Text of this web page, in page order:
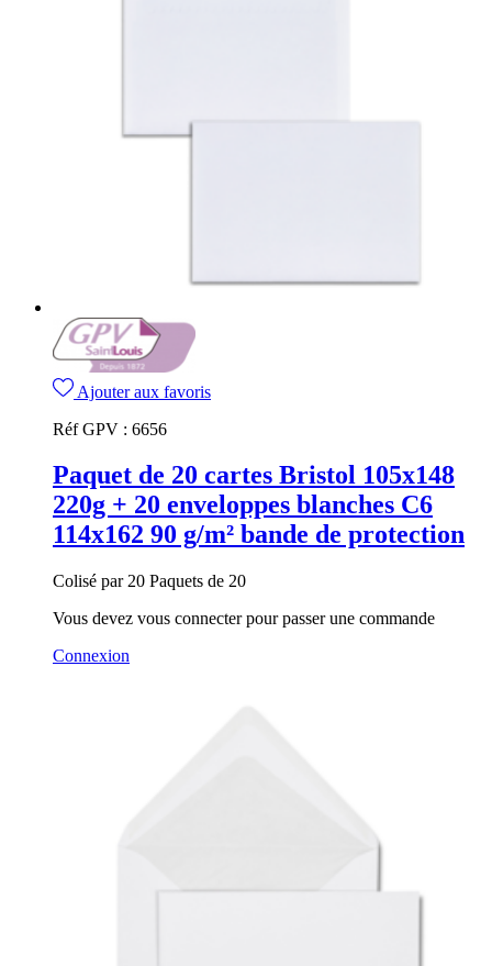
Ajouter aux favoris
Réf GPV : 6656
Paquet de 20 cartes Bristol 105x148
220g + 20 enveloppes blanches C6
114x162 90 g/m² bande de protection
Colisé par 20 Paquets de 20
Vous devez vous connecter pour passer une commande
Connexion